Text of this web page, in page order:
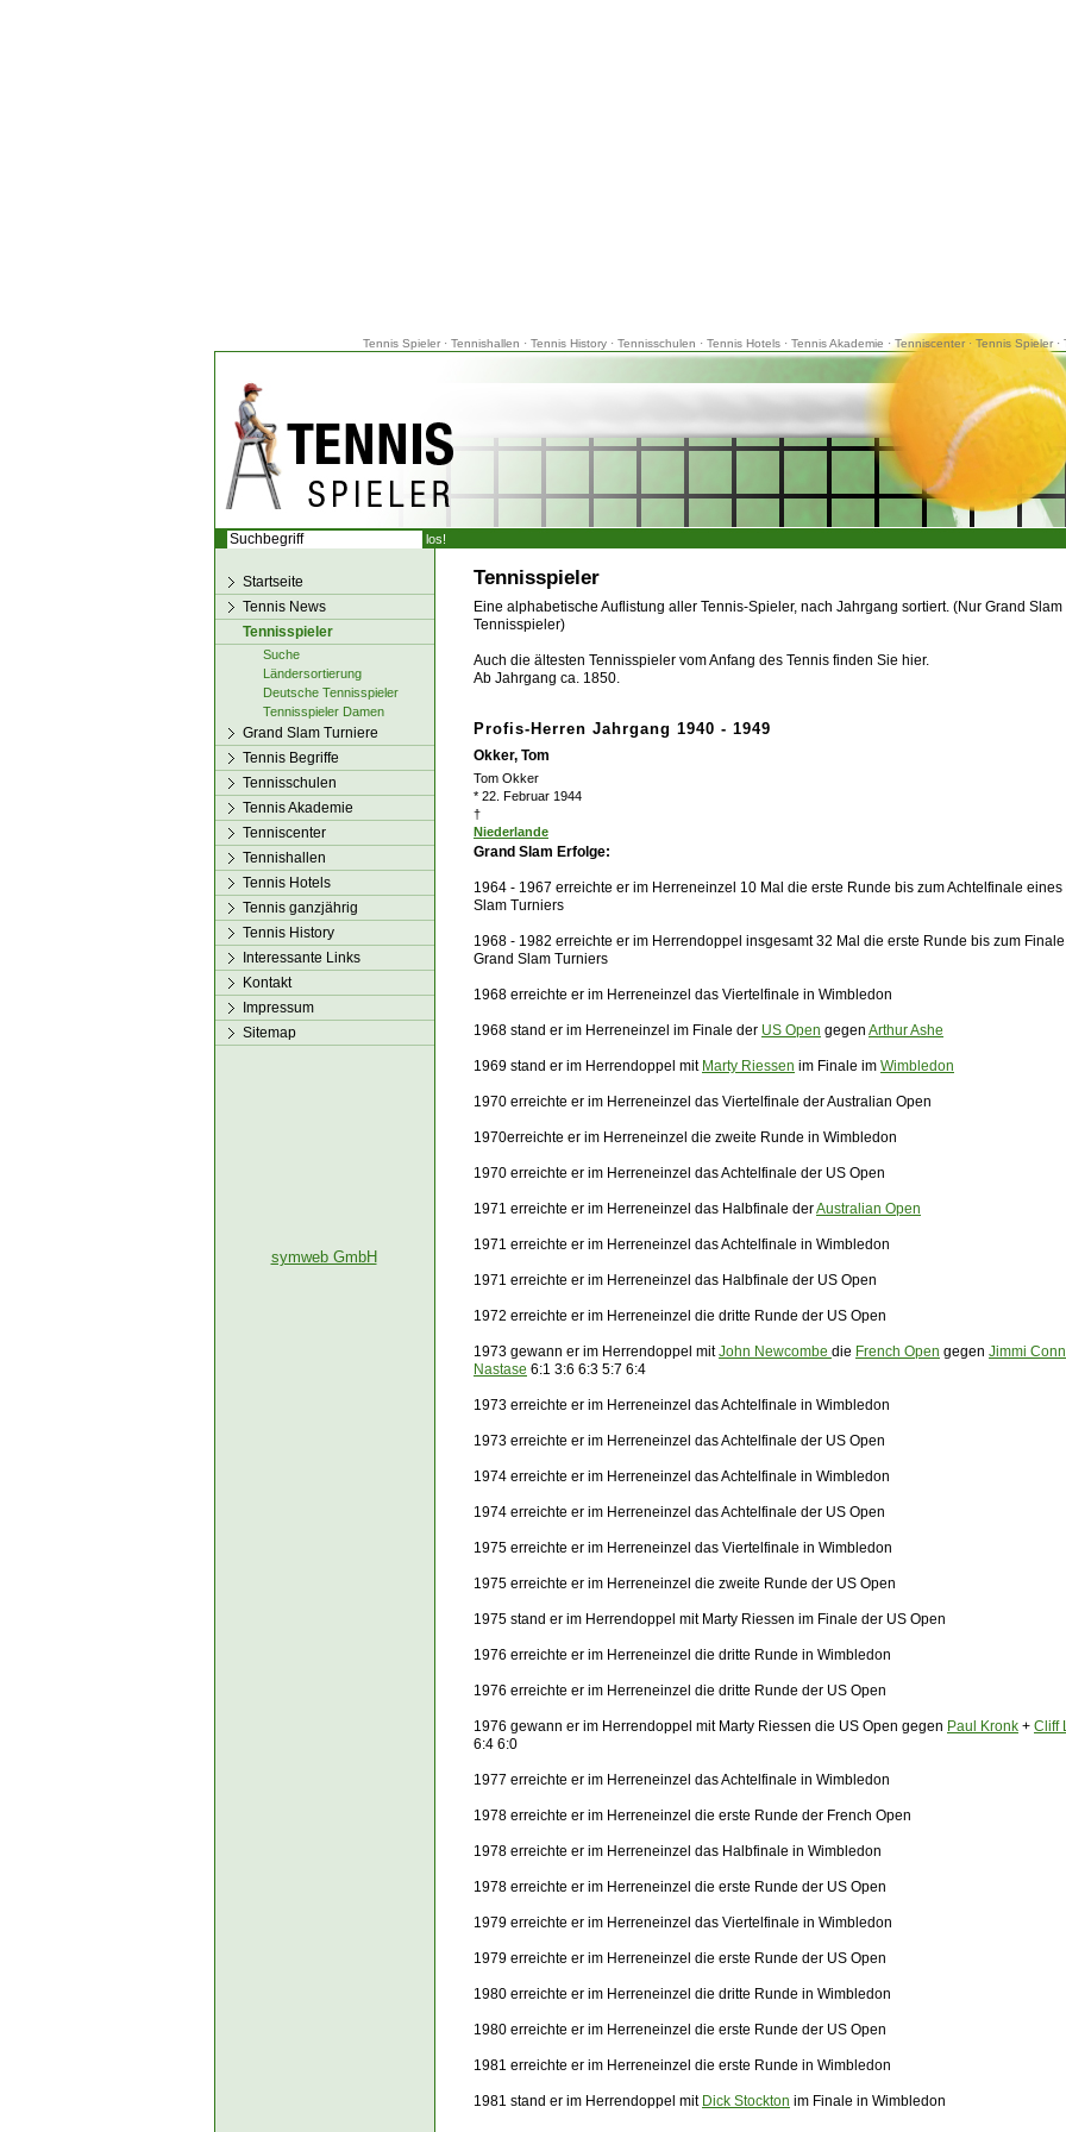
Tennis Spieler· Tennishallen · Tennis History· Tennisschulen · Tennis Hotels · Tennis Akademie · Tenniscenter· Tennis Spieler·
Tennisspieler
Eine alphabetische Auflistung aller Tennis-Spieler, nach Jahrgang sortiert. (Nur Grand Slam
Tennisspieler)
Auch die ältesten Tennisspieler vom Anfang des Tennis finden Sie hier.
Ab Jahrgang ca. 1850.
Profis-Herren Jahrgang 1940 - 1949
Okker, Tom
Tom Okker
* 22. Februar 1944
†
Niederlande
Grand Slam Erfolge:
1964 - 1967 erreichte er im Herreneinzel 10 Mal die erste Runde bis zum Achtelfinale eines
Slam Turniers
1968 - 1982 erreichte er im Herrendoppel insgesamt 32 Mal die erste Runde bis zum
Grand Slam Turniers
1968 erreichte er im Herreneinzel das Viertelfinale in Wimbledon
1968 stand er im Herreneinzel im Finale der US Open gegen Arthur Ashe
1969 stand er im Herrendoppel mit Marty Riessen im Finale im Wimbledon
1970 erreichte er im Herreneinzel das Viertelfinale der Australian Open
1970erreichte er im Herreneinzel die zweite Runde in Wimbledon
1970 erreichte er im Herreneinzel das Achtelfinale der US Open
1971 erreichte er im Herreneinzel das Halbfinale derAustralian Open
1971 erreichte er im Herreneinzel das Achtelfinale in Wimbledon
1971 erreichte er im Herreneinzel das Halbfinale der US Open
1972 erreichte er im Herreneinzel die dritte Runde der US Open
1973 gewann er im Herrendoppel mitJohn Newcombe die French Open gegen Jimmi
Nastase 6:1 3:6 6:3 5:7 6:4
1973 erreichte er im Herreneinzel das Achtelfinale in Wimbledon
1973 erreichte er im Herreneinzel das Achtelfinale der US Open
1974 erreichte er im Herreneinzel das Achtelfinale in Wimbledon
1974 erreichte er im Herreneinzel das Achtelfinale der US Open
1975 erreichte er im Herreneinzel das Viertelfinale in Wimbledon
1975 erreichte er im Herreneinzel die zweite Runde der US Open
1975 stand er im Herrendoppel mit Marty Riessen im Finale der US Open
1976 erreichte er im Herreneinzel die dritte Runde in Wimbledon
1976 erreichte er im Herreneinzel die dritte Runde der US Open
1976 gewann er im Herrendoppel mit Marty Riessen die US Open gegen Paul Kronk + Cliff
6:4 6:0
1977 erreichte er im Herreneinzel das Achtelfinale in Wimbledon
1978 erreichte er im Herreneinzel die erste Runde der French Open
1978 erreichte er im Herreneinzel das Halbfinale in Wimbledon
1978 erreichte er im Herreneinzel die erste Runde der US Open
1979 erreichte er im Herreneinzel das Viertelfinale in Wimbledon
1979 erreichte er im Herreneinzel die erste Runde der US Open
1980 erreichte er im Herreneinzel die dritte Runde in Wimbledon
1980 erreichte er im Herreneinzel die erste Runde der US Open
1981 erreichte er im Herreneinzel die erste Runde in Wimbledon
1981 stand er im Herrendoppel mit Dick Stockton im Finale in Wimbledon
Startseite
Tennis News
Tennisspieler
Suche
Ländersortierung
Deutsche Tennisspieler
Tennisspieler Damen
Grand Slam Turniere
Tennis Begriffe
Tennisschulen
Tennis Akademie
Tenniscenter
Tennishallen
Tennis Hotels
Tennis ganzjährig
Tennis History
Interessante Links
Kontakt
Impressum
Sitemap
symweb GmbH
los!